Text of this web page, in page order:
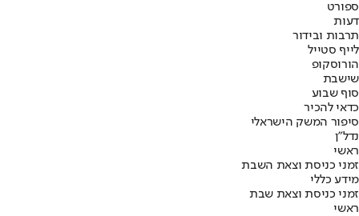
ספורט
דעות
תרבות ובידור
לייף סטייל
הורוסקופ
שישבת
סוף שבוע
כדאי להכיר
סיפור המשק הישראלי
נדל"ן
ראשי
זמני כניסת וצאת השבת
מידע כללי
זמני כניסת וצאת שבת
ראשי